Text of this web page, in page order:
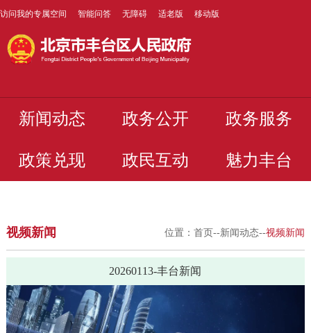
访问我的专属空间 智能问答 无障碍 适老版 移动版
新闻动态 政务公开 政务服务
政策兑现 政民互动 魅力丰台
视频新闻 位置：首页--新闻动态--视频新闻
20260113-丰台新闻